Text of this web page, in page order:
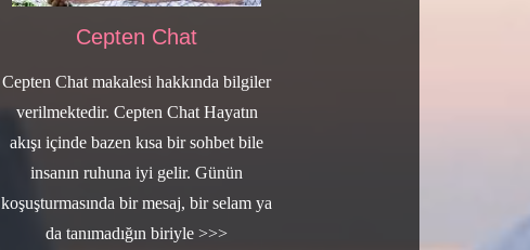
Cepten Chat
Cepten Chat makalesi hakkında bilgiler
verilmektedir. Cepten Chat Hayatın
akışı içinde bazen kısa bir sohbet bile
insanın ruhuna iyi gelir. Günün
koşuşturmasında bir mesaj, bir selam ya
da tanımadığın biriyle >>>